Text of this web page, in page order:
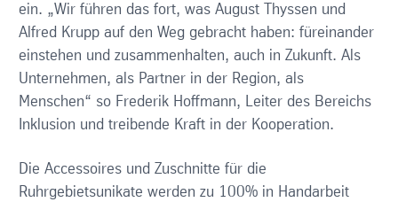
ein. „Wir führen das fort, was August Thyssen und
Alfred Krupp auf den Weg gebracht haben: füreinander
einstehen und zusammenhalten, auch in Zukunft. Als
Unternehmen, als Partner in der Region, als
Menschen“ so Frederik Hoffmann, Leiter des Bereichs
Inklusion und treibende Kraft in der Kooperation.
Die Accessoires und Zuschnitte für die
Ruhrgebietsunikate werden zu 100% in Handarbeit